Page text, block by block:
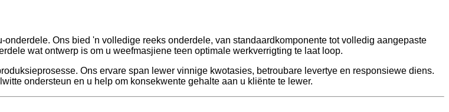
Ons bied 'n volledige reeks onderdele, van standaardkomponente tot volledig aangepaste
wat ontwerp is om u weefmasjiene teen optimale werkverrigting te laat loop.
Ons ervare span lewer vinnige kwotasies, betroubare levertye en responsiewe diens.
ondersteun en u help om konsekwente gehalte aan u kliënte te lewer.